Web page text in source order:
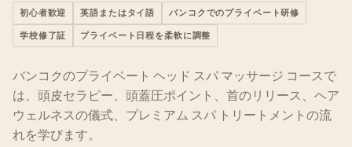
初心者歓迎 英語またはタイ語 バンコクでのプライベート研修
学校修了証 プライベート日程を柔軟に調整
バンコクのプライベート ヘッド スパ マッサージ コースで
は、頭皮セラピー、頭蓋圧ポイント、首のリリース、ヘア
ウェルネスの儀式、プレミアム スパ トリートメントの流
れを学びます。